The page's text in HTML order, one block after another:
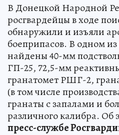
В Донецкой Народной
росгвардейцы в ходе
обнаружили и изъяли
боеприпасов. В одном
найдены 40-мм
ГП-25, 72,5-мм
гранатомет РШГ-2,
(в том числе
гранаты с запалами и
различного калибра. Об
пресс-службе